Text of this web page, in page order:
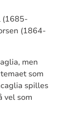
(1685-
(1864-
men
som
spilles
vel som